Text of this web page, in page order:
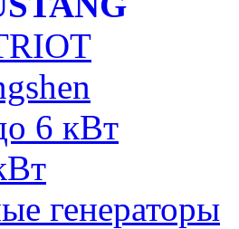
6 кВт
генераторы